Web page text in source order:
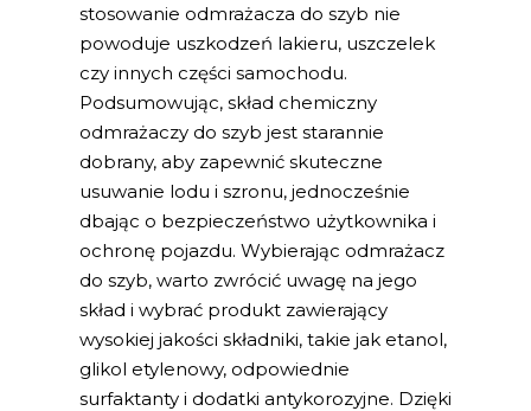
stosowanie odmrażacza do szyb nie
powoduje uszkodzeń lakieru, uszczelek
czy innych części samochodu.
Podsumowując, skład chemiczny
odmrażaczy do szyb jest starannie
dobrany, aby zapewnić skuteczne
usuwanie lodu i szronu, jednocześnie
dbając o bezpieczeństwo użytkownika i
ochronę pojazdu. Wybierając odmrażacz
do szyb, warto zwrócić uwagę na jego
skład i wybrać produkt zawierający
wysokiej jakości składniki, takie jak etanol,
glikol etylenowy, odpowiednie
surfaktanty i dodatki antykorozyjne. Dzięki